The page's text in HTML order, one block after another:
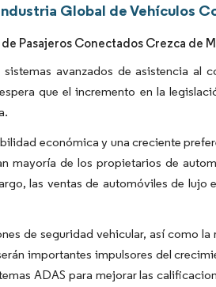
Global de Vehículos
Pasajeros Conectados Crezca de
avanzados de asistencia al
que el incremento en la
económica y una creciente
mayoría de los propietarios de
las ventas de automóviles de
de seguridad vehicular, así como
importantes impulsores del
ADAS para mejorar las